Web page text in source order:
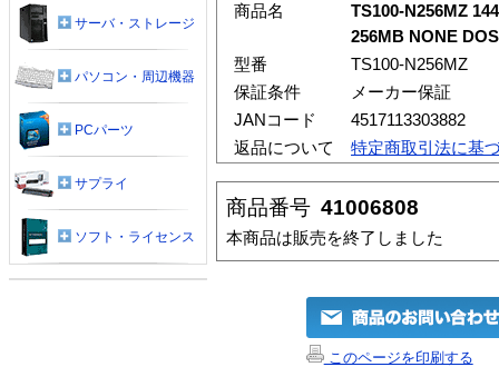
商品名
TS100-N256MZ
256MB NONE
型番
TS100-N256MZ
保証条件
メーカー保証
JANコード
4517113303882
返品について
特定商取引法に基
商品番号 41006808
本商品は販売を終了しました
このページを印刷する
サーバ・ストレージ
パソコン・周辺機器
PCパーツ
サプライ
ソフト・ライセンス